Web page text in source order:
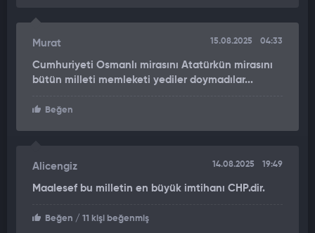
Murat 15.08.2025 04:33
Cumhuriyeti Osmanlı mirasını Atatürkün mirasını
bütün milleti memleketi yediler doymadılar...
Beğen
Alicengiz 14.08.2025 19:49
Maalesef bu milletin en büyük imtihanı CHP.dir.
Beğen / 11 kişi beğenmiş